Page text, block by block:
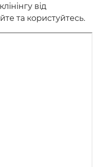
від
та користуйтесь.